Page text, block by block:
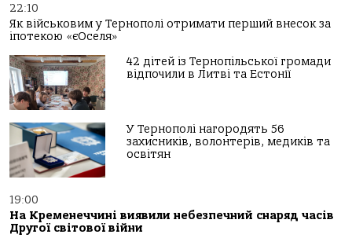
22:10
Як військовим у Тернополі отримати перший внесок за
іпотекою «єОселя»
42 дітей із Тернопільської громади
відпочили в Литві та Естонії
У Тернополі нагородять 56
захисників, волонтерів, медиків та
освітян
19:00
На Кременеччині виявили небезпечний снаряд часів
Другої світової війни